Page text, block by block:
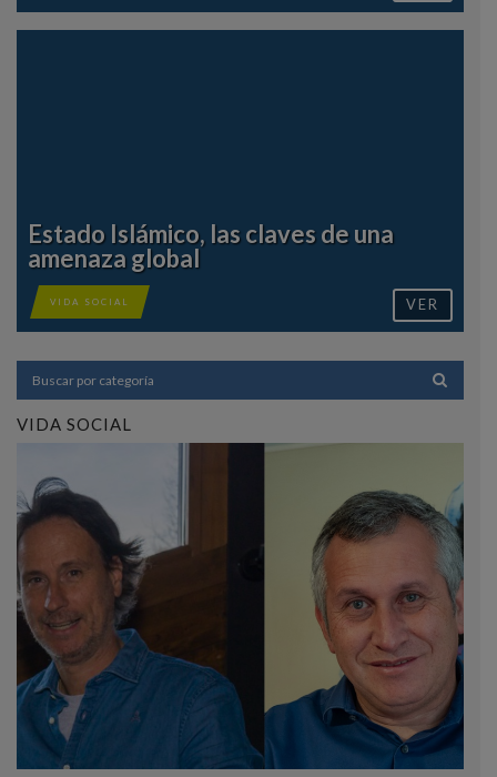
Estado Islámico, las claves de una
amenaza global
VIDA SOCIAL VER
VIDA SOCIAL